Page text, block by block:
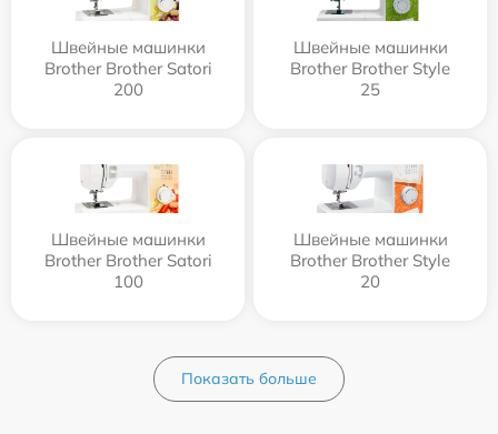
Швейные машинки
Brother Brother Satori
200
Швейные машинки
Brother Brother Style
25
Швейные машинки
Brother Brother Satori
100
Швейные машинки
Brother Brother Style
20
Показать больше